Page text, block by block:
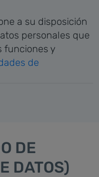
a su disposición
personales que
funciones y
de
DE
DATOS)